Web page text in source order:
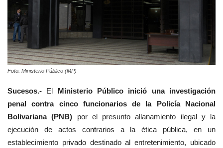
Foto: Ministerio Público (MP)
Sucesos.- El Ministerio Público inició una investigación
penal contra cinco funcionarios de la Policía Nacional
Bolivariana (PNB) por el presunto allanamiento ilegal y la
ejecución de actos contrarios a la ética pública, en un
establecimiento privado destinado al entretenimiento, ubicado